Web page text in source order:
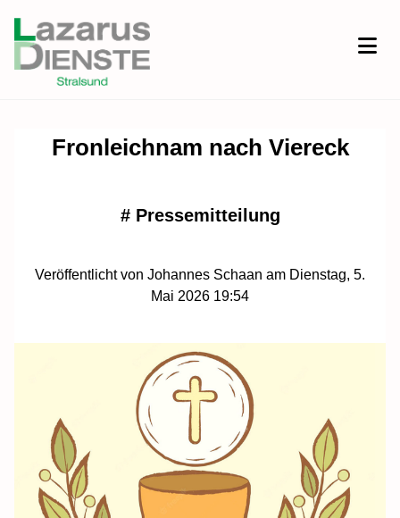
Fronleichnam nach Viereck
# Pressemitteilung
Veröffentlicht von Johannes Schaan am Dienstag, 5.
Mai 2026 19:54